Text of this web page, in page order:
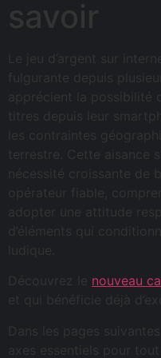
savoir
Le jeu d’argent sur
fulgurante depuis
apprécient la possibilité
titres depuis leur
les contraintes
terrestre. Cette aisance
nécessité croissante de
opérateur fiable,
adopter une attitude
d’éléments qui
ludique.
Découvrez le nouveau
et qui bénéficie déjà
Dans les pages
axes essentiels pour